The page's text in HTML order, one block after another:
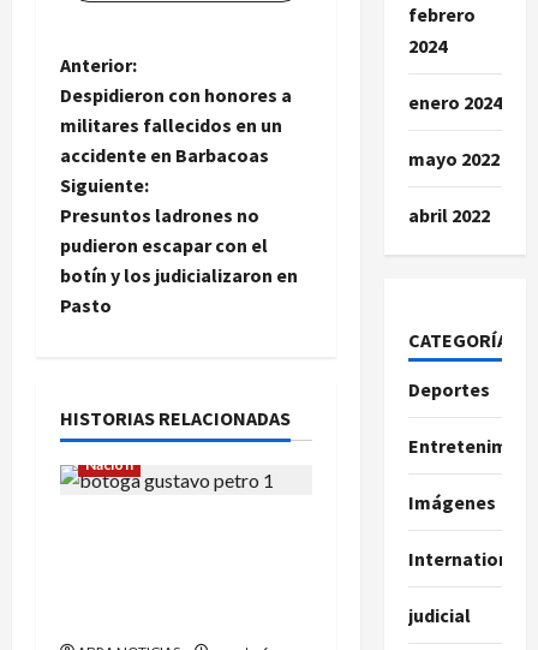
N
a
v
e
g
a
i
ó
Anterior:
Despidieron con honores a
militares fallecidos en un
accidente en Barbacoas
Siguiente:
Presuntos ladrones no
pudieron escapar con el
botín y los judicializaron en
Pasto
HISTORIAS RELACIONADAS
Nación
febrero
2024
enero 2024
mayo 2022
abril 2022
CATEGORÍAS
Deportes
Imágenes
International
judicial